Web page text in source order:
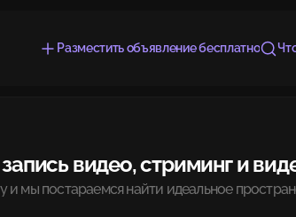
Разместить объявление бесплатно
видео, стриминг и
мы постараемся найти идеальное